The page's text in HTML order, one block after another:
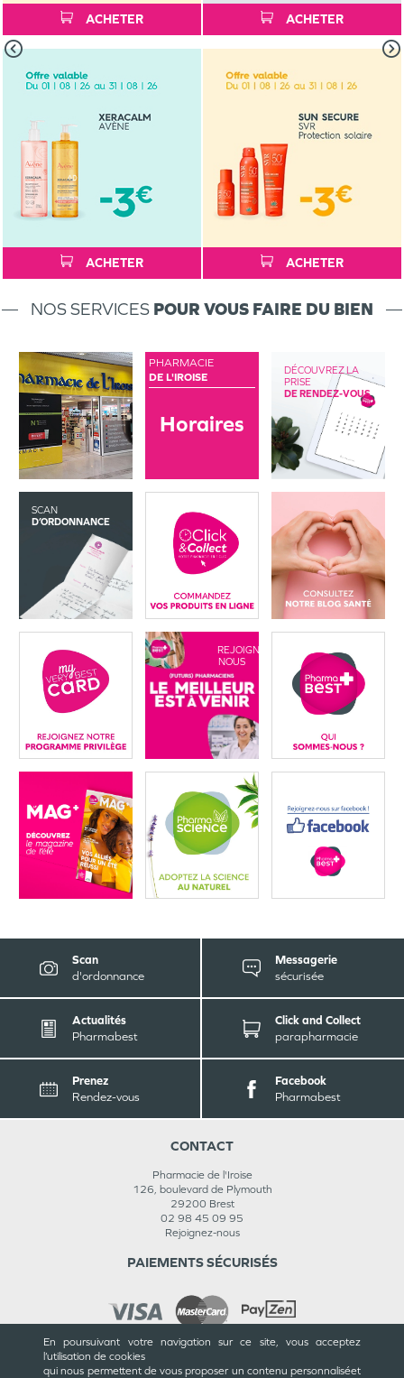
En poursuivant votre navigation sur ce site, vous acceptez
l’utilisation de cookies
qui nous permettent de vous proposer un contenu personnaliséet
ACHETER ACHETER
ACHETER ACHETER
NOS SERVICES POUR VOUS FAIRE DU BIEN
PHARMACIE
DE L'IROISE
Horaires
DÉCOUVREZ LA
PRISE
DE RENDEZ-VOUS
SCAN
D’ORDONNANCE
REJOIGNEZ-
NOUS
Scan
d'ordonnance
Messagerie
sécurisée
Actualités
Pharmabest
Click and Collect
parapharmacie
Prenez
Rendez-vous
Facebook
Pharmabest
CONTACT
Pharmacie de l'Iroise
126, boulevard de Plymouth
29200 Brest
02 98 45 09 95
Rejoignez-nous
PAIEMENTS SÉCURISÉS